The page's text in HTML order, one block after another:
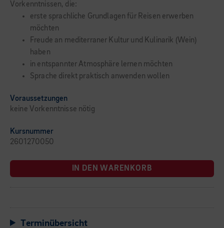
Vorkenntnissen, die:
erste sprachliche Grundlagen für Reisen erwerben
möchten
Freude an mediterraner Kultur und Kulinarik (Wein)
haben
in entspannter Atmosphäre lernen möchten
Sprache direkt praktisch anwenden wollen
Voraussetzungen
keine Vorkenntnisse nötig
Kursnummer
2601270050
IN DEN WARENKORB
Terminübersicht